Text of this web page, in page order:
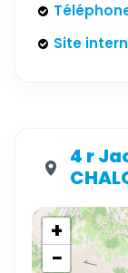
Site
4 r
+
−